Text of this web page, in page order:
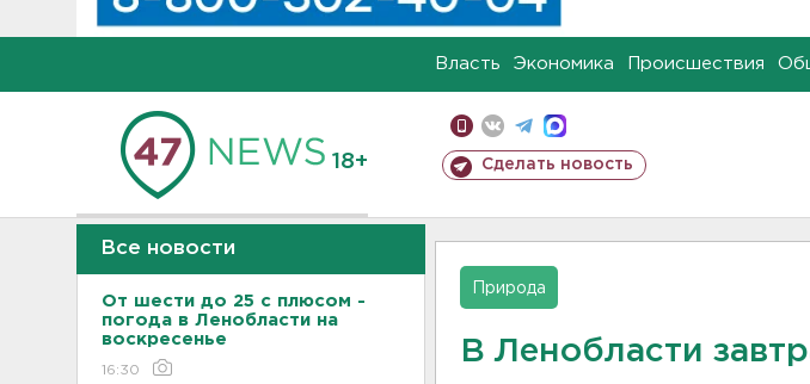
Власть Экономика Происшествия
18+ Сделать новость
Все новости
От шести до 25 с плюсом -
погода в Ленобласти на
воскресенье
16:30
Природа
В Ленобласти